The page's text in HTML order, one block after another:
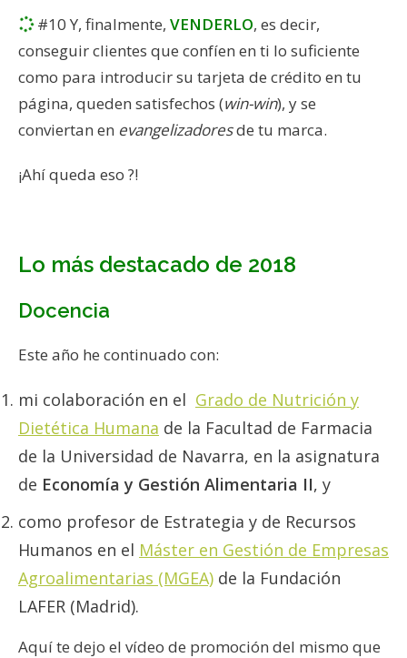
#10 Y, finalmente, VENDERLO, es decir,
conseguir clientes que confíen en ti lo suficiente
como para introducir su tarjeta de crédito en tu
página, queden satisfechos (win-win), y se
conviertan en evangelizadoresde tu marca.
¡Ahí queda eso ?!
Lo más destacado de 2018
Docencia
Este año he continuado con:
mi colaboración en el Grado de Nutrición y
Dietética Humana de la Facultad de Farmacia
de la Universidad de Navarra, en la asignatura
de Economía y Gestión Alimentaria II, y
como profesor de Estrategia y de Recursos
Humanos en el Máster en Gestión de Empresas
Agroalimentarias (MGEA) de la Fundación
LAFER (Madrid).
Aquí te dejo el vídeo de promoción del mismo que